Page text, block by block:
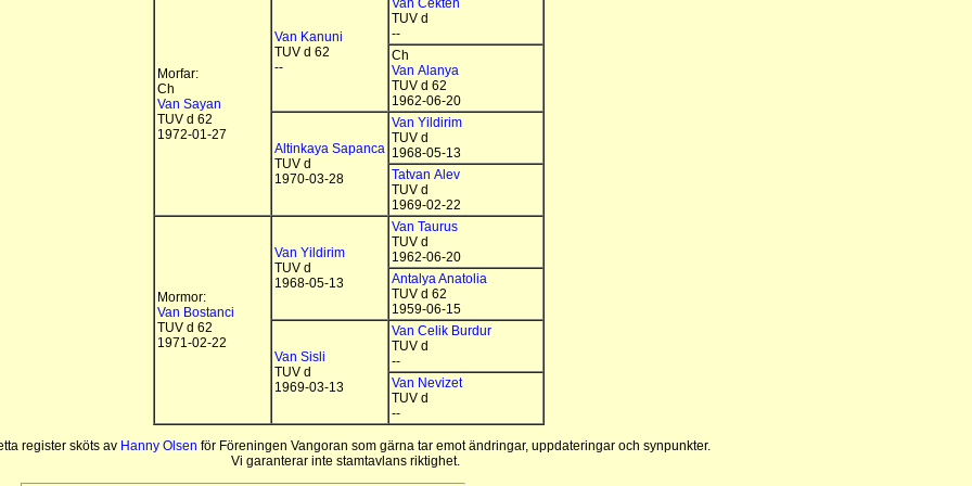
Morfar:
Ch
Van Sayan
TUV d 62
1972-01-27
Van Kanuni
TUV d 62
--
Van Cekten
TUV d
--
Ch
Van Alanya
TUV d 62
1962-06-20
Altinkaya Sapanca
TUV d
1970-03-28
Van Yildirim
TUV d
1968-05-13
Tatvan Alev
TUV d
1969-02-22
Mormor:
Van Bostanci
TUV d 62
1971-02-22
Van Yildirim
TUV d
1968-05-13
Van Taurus
TUV d
1962-06-20
Antalya Anatolia
TUV d 62
1959-06-15
Van Sisli
TUV d
1969-03-13
Van Celik Burdur
TUV d
--
Van Nevizet
TUV d
--
register sköts av Hanny Olsen för Föreningen Vangoran som gärna tar emot ändringar, uppdateringar och synpunkter.
Vi garanterar inte stamtavlans riktighet.